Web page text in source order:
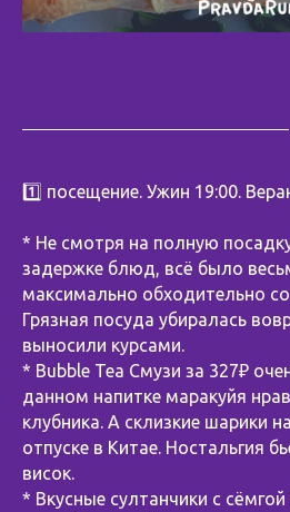
1️⃣ посещение. Ужин 19:00.
* Не смотря на полную
задержке блюд, всё было
максимально обходительно
Грязная посуда убиралась
выносили курсами.
* Bubble Tea Смузи за 327₽
данном напитке маракуйя
клубника. А склизкие шарики
отпуске в Китае. Ностальгия
висок.
* Вкусные султанчики с